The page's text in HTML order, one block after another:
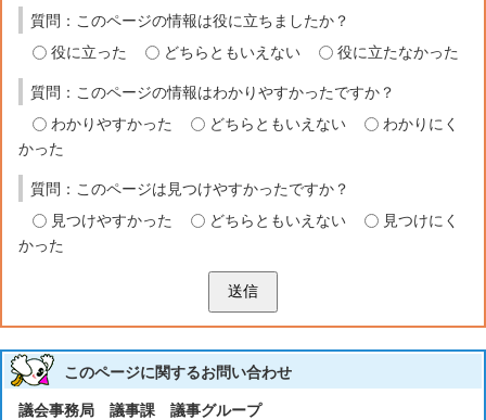
質問：このページの情報は役に立ちましたか？
役に立った
どちらともいえない 役に立たなかった
質問：このページの情報はわかりやすかったですか？
わかりやすかった
どちらともいえない
わかりにく
かった
質問：このページは見つけやすかったですか？
見つけやすかった
どちらともいえない
見つけにく
かった
送信
このページに関するお問い合わせ
議会事務局 議事課 議事グループ